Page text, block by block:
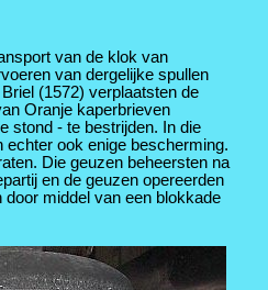
van de klok van
van dergelijke spullen
(1572) verplaatsten de
Oranje kaperbrieven
stond - te bestrijden. In die
echter ook enige bescherming.
Die geuzen beheersten na
en de geuzen opereerden
middel van een blokkade